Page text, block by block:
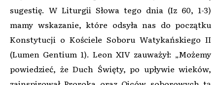
sugestię. W Liturgii Słowa tego dnia (Iz 60, 1-3)
mamy wskazanie, które odsyła nas do początku
Konstytucji o Kościele Soboru Watykańskiego II
(Lumen Gentium 1). Leon XIV zauważył: „Możemy
powiedzieć, że Duch Święty, po upływie wieków,